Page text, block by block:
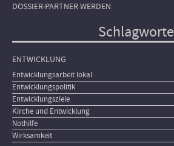
DOSSIER-PARTNER WERDEN
Schlagworte
ENTWICKLUNG
Entwicklungsarbeit lokal
Entwicklungspolitik
Entwicklungsziele
Kirche und Entwicklung
Nothilfe
Wirksamkeit